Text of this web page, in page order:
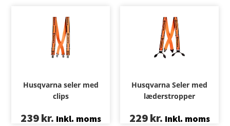
Husqvarna seler med
clips
239kr. Inkl. moms
Husqvarna Seler med
læderstropper
229kr. Inkl. moms